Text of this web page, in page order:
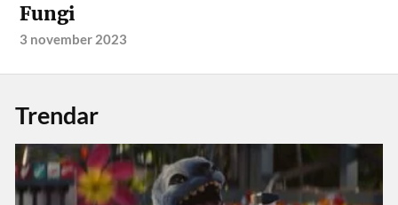
Fungi
3 november 2023
Trendar